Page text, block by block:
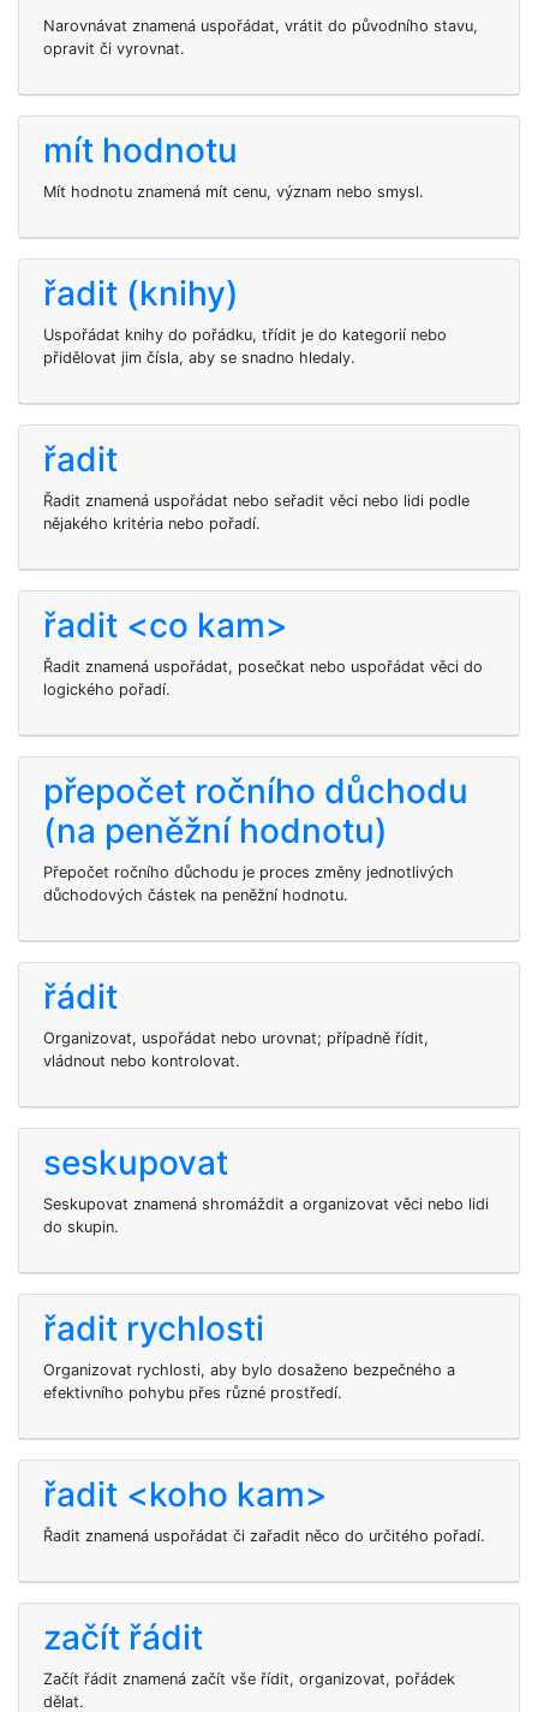
Narovnávat znamená uspořádat, vrátit do původního stavu,
opravit či vyrovnat.
mít hodnotu
Mít hodnotu znamená mít cenu, význam nebo smysl.
řadit (knihy)
Uspořádat knihy do pořádku, třídit je do kategorií nebo
přidělovat jim čísla, aby se snadno hledaly.
řadit
Řadit znamená uspořádat nebo seřadit věci nebo lidi podle
nějakého kritéria nebo pořadí.
řadit <co kam>
Řadit znamená uspořádat, posečkat nebo uspořádat věci do
logického pořadí.
přepočet ročního důchodu
(na peněžní hodnotu)
Přepočet ročního důchodu je proces změny jednotlivých
důchodových částek na peněžní hodnotu.
řádit
Organizovat, uspořádat nebo urovnat; případně řídit,
vládnout nebo kontrolovat.
seskupovat
Seskupovat znamená shromáždit a organizovat věci nebo lidi
do skupin.
řadit rychlosti
Organizovat rychlosti, aby bylo dosaženo bezpečného a
efektivního pohybu přes různé prostředí.
řadit <koho kam>
Řadit znamená uspořádat či zařadit něco do určitého pořadí.
začít řádit
Začít řádit znamená začít vše řídit, organizovat, pořádek
dělat.